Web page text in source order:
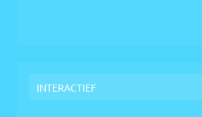
INTERACTIEF